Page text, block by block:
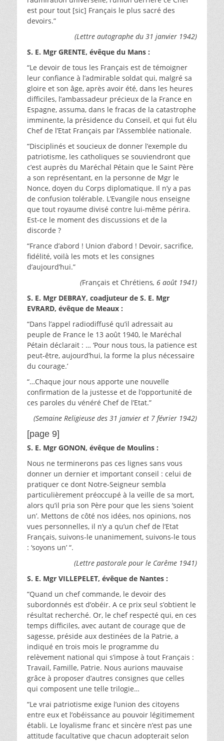
est pour tout [sic] Français le plus sacré des
devoirs.”
(Lettre autographe du 31 janvier 1942)
S. E. Mgr GRENTE, évêque du Mans :
“Le devoir de tous les Français est de témoigner
leur confiance à l’admirable soldat qui, malgré sa
gloire et son âge, après avoir été, dans les heures
difficiles, l’ambassadeur précieux de la France en
Espagne, assuma, dans le fracas de la catastrophe
imminente, la présidence du Conseil, et qui fut élu
Chef de l’Etat Français par l’Assemblée nationale.
“Disciplinés et soucieux de donner l’exemple du
patriotisme, les catholiques se souviendront que
c’est auprès du Maréchal Pétain que le Saint Père
a son représentant, en la personne de Mgr le
Nonce, doyen du Corps diplomatique. Il n’y a pas
de confusion tolérable. L’Evangile nous enseigne
que tout royaume divisé contre lui-même périra.
Est-ce le moment des discussions et de la
discorde ?
“France d’abord ! Union d’abord ! Devoir, sacrifice,
fidélité, voilà les mots et les consignes
d’aujourd’hui.”
(Français et Chrétiens, 6 août 1941)
S. E. Mgr DEBRAY, coadjuteur de S. E. Mgr
EVRARD, évêque de Meaux :
“Dans l’appel radiodiffusé qu’il adressait au
peuple de France le 13 août 1940, le Maréchal
Pétain déclarait : … ‘Pour nous tous, la patience est
peut-être, aujourd’hui, la forme la plus nécessaire
du courage.’
“…Chaque jour nous apporte une nouvelle
confirmation de la justesse et de l’opportunité de
ces paroles du vénéré Chef de l’Etat.”
(Semaine Religieuse des 31 janvier et 7 février 1942)
[page 9]
S. E. Mgr GONON, évêque de Moulins :
Nous ne terminerons pas ces lignes sans vous
donner un dernier et important conseil : celui de
pratiquer ce dont Notre-Seigneur sembla
particulièrement préoccupé à la veille de sa mort,
alors qu’il pria son Père pour que les siens ‘soient
un’. Mettons de côté nos idées, nos opinions, nos
vues personnelles, il n’y a qu’un chef de l’Etat
Français, suivons-le unanimement, suivons-le tous
: ‘soyons un’ “.
(Lettre pastorale pour le Carême 1941)
S. E. Mgr VILLEPELET, évêque de Nantes :
“Quand un chef commande, le devoir des
subordonnés est d’obéir. A ce prix seul s’obtient le
résultat recherché. Or, le chef respecté qui, en ces
temps difficiles, avec autant de courage que de
sagesse, préside aux destinées de la Patrie, a
indiqué en trois mois le programme du
relèvement national qui s’impose à tout Français :
Travail, Famille, Patrie. Nous aurions mauvaise
grâce à proposer d’autres consignes que celles
qui composent une telle trilogie…
“Le vrai patriotisme exige l’union des citoyens
entre eux et l’obéissance au pouvoir légitimement
établi. Le loyalisme franc et sincère n’est pas une
attitude facultative que chacun adopterait selon